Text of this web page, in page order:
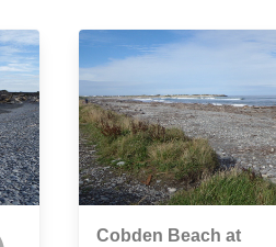
Cobden Beach at